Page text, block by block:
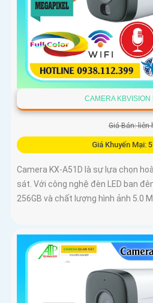
CAMERA KBVISION
Giá Bán: liên
Giá Khuyến Mại:
Camera KX-A51D là sự lựa chọn
sát. Với công nghệ đèn LED ban
256GB và chất lượng hình ảnh 5.0